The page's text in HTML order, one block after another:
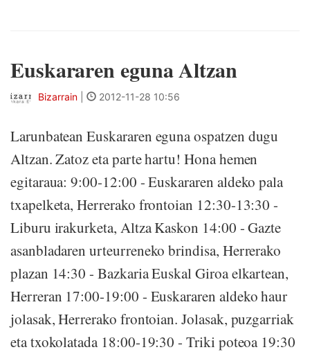
Euskararen eguna Altzan
Bizarrain 2012-11-28 10:56
Larunbatean Euskararen eguna ospatzen dugu
Altzan. Zatoz eta parte hartu! Hona hemen
egitaraua: 9:00-12:00 - Euskararen aldeko pala
txapelketa, Herrerako frontoian 12:30-13:30 -
Liburu irakurketa, Altza Kaskon 14:00 - Gazte
asanbladaren urteurreneko brindisa, Herrerako
plazan 14:30 - Bazkaria Euskal Giroa elkartean,
Herreran 17:00-19:00 - Euskararen aldeko haur
jolasak, Herrerako frontoian. Jolasak, puzgarriak
eta txokolatada 18:00-19:30 - Triki poteoa 19:30